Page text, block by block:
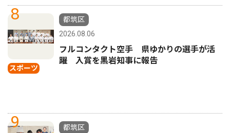
8
スポーツ
都筑区
2026.08.06
フルコンタクト空手 県ゆかりの選手が活
躍 入賞を黒岩知事に報告
9
都筑区